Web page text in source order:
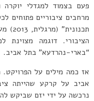
פעם בצמוד למגדלי
מרחבים ציבוריים פתוחים
הציבורי. דוגמה
“בארי-נהרדעא” בתל אביב.
אז כמה מילים על
אביב על קרקע שהייתה
נרכשה על ידי יזם שביקש